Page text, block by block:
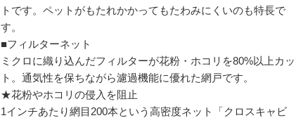
トです。ペットがもたれかかってもたわみにくいのも特長で
す。
■フィルターネット
ミクロに織り込んだフィルターが花粉・ホコリを80%以上カッ
ト。通気性を保ちながら濾過機能に優れた網戸です。
★花粉やホコリの侵入を阻止
1インチあたり網目200本という高密度ネット「クロスキャビ